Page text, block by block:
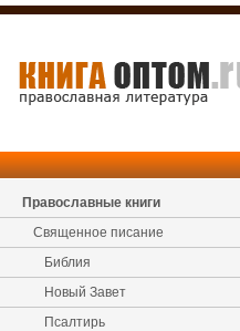
Православные книги
Священное писание
Библия
Новый Завет
Псалтирь